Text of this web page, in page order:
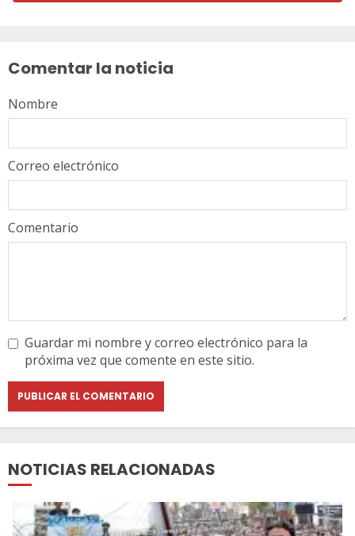
Comentar la noticia
Comentario
Nombre
Correo electrónico
Guardar mi nombre y correo electrónico para la
próxima vez que comente en este sitio.
NOTICIAS RELACIONADAS